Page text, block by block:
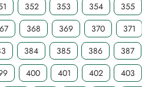
352 353 354 355
368 369 370 371
384 385 386 387
400 401 402 403